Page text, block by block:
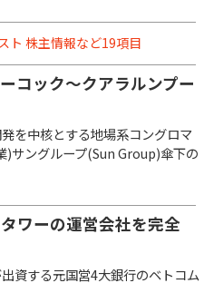
ト 株主情報など19項目
コック～クアラルンプー
を中核とする地場系コングロマ
)サングループ(Sun Group)傘下の
ワーの運営会社を完全
資する元国営4大銀行のベトコム